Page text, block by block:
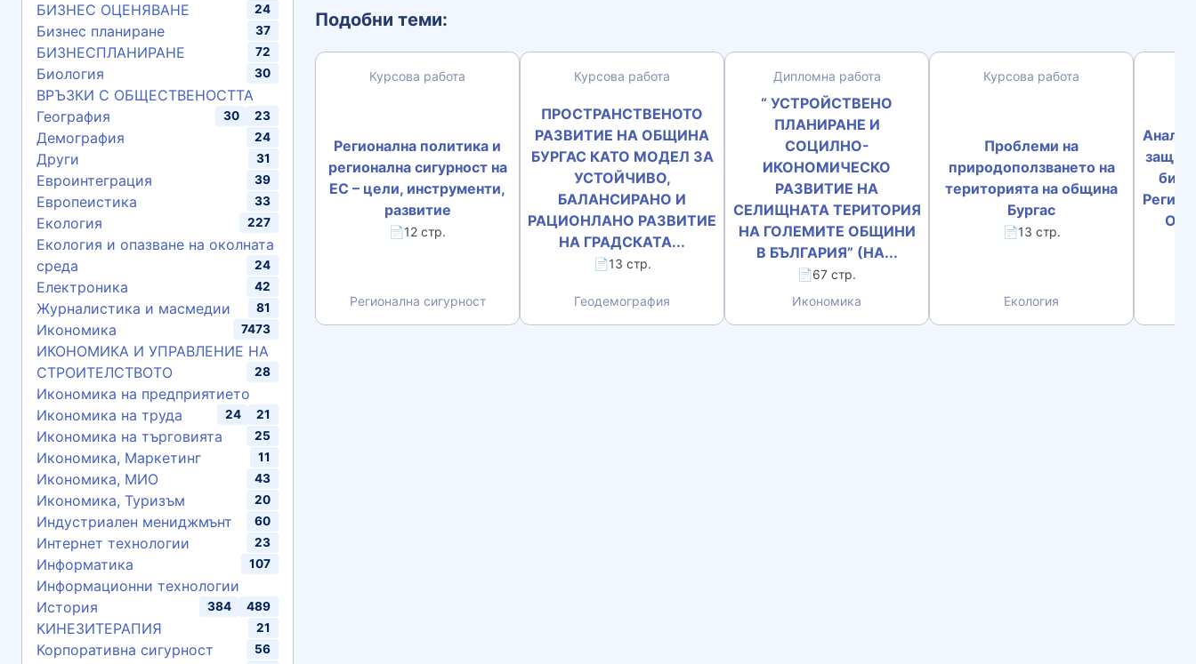
БИЗНЕС ОЦЕНЯВАНЕ 24
Бизнес планиране 37
БИЗНЕСПЛАНИРАНЕ 72
Биология 30
ВРЪЗКИ С ОБЩЕСТВЕНОСТТА
23
География 30
Демография 24
Други 31
Евроинтеграция 39
Европеистика 33
Екология 227
Екология и опазване на околната
среда
24
Електроника 42
Журналистика и масмедии 81
Икономика 7473
ИКОНОМИКА И УПРАВЛЕНИЕ НА
СТРОИТЕЛСТВОТО
28
Икономика на предприятието
21
Икономика на труда 24
Икономика на търговията 25
Икономика, Маркетинг 11
Икономика, МИО 43
Икономика, Туризъм 20
Индустриален мениджмънт 60
Интернет технологии 23
Информатика 107
Информационни технологии
489
История 384
КИНЕЗИТЕРАПИЯ 21
Корпоративна сигурност 56
Подобни теми:
Курсова работа
Регионална политика и
регионална сигурност на
ЕС – цели, инструменти,
развитие
📄12 стр.
Регионална сигурност
Курсова работа
ПРОСТРАНСТВЕНОТО
РАЗВИТИЕ НА ОБЩИНА
БУРГАС КАТО МОДЕЛ ЗА
УСТОЙЧИВО,
БАЛАНСИРАНО И
РАЦИОНЛАНО РАЗВИТИЕ
НА ГРАДСКАТА...
📄13 стр.
Геодемография
Дипломна работа
“ УСТРОЙСТВЕНО
ПЛАНИРАНЕ И
СОЦИЛНО-
ИКОНОМИЧЕСКО
РАЗВИТИЕ НА
СЕЛИЩНАТА ТЕРИТОРИЯ
НА ГОЛЕМИТЕ ОБЩИНИ
В БЪЛГАРИЯ” (НА...
📄67 стр.
Икономика
Курсова работа
Проблеми на
природоползването на
територията на община
Бургас
📄13 стр.
Екология